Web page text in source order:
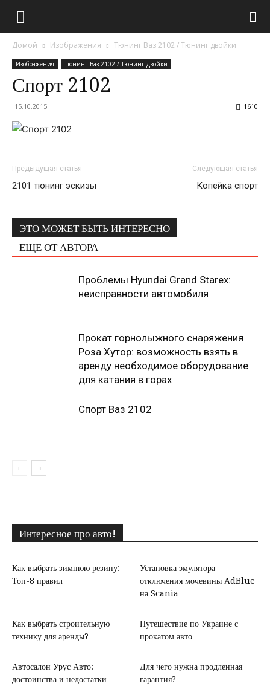
Домой Изображения Тюнинг Ваз 2102 / Тюнинг двойки
Изображения Тюнинг Ваз 2102 / Тюнинг двойки
Спорт 2102
15.10.2015 1610
Предыдущая статья
2101 тюнинг эскизы
Следующая статья
Копейка спорт
ЭТО МОЖЕТ БЫТЬ ИНТЕРЕСНО
ЕЩЕ ОТ АВТОРА
Проблемы Hyundai Grand Starex:
неисправности автомобиля
Прокат горнолыжного снаряжения
Роза Хутор: возможность взять в
аренду необходимое оборудование
для катания в горах
Спорт Ваз 2102
Интересное про авто!
Как выбрать зимнюю резину:
Топ-8 правил
Установка эмулятора
отключения мочевины АdBlue
на Scania
Как выбрать строительную
технику для аренды?
Путешествие по Украине с
прокатом авто
Автосалон Урус Авто:
достоинства и недостатки
Для чего нужна продленная
гарантия?